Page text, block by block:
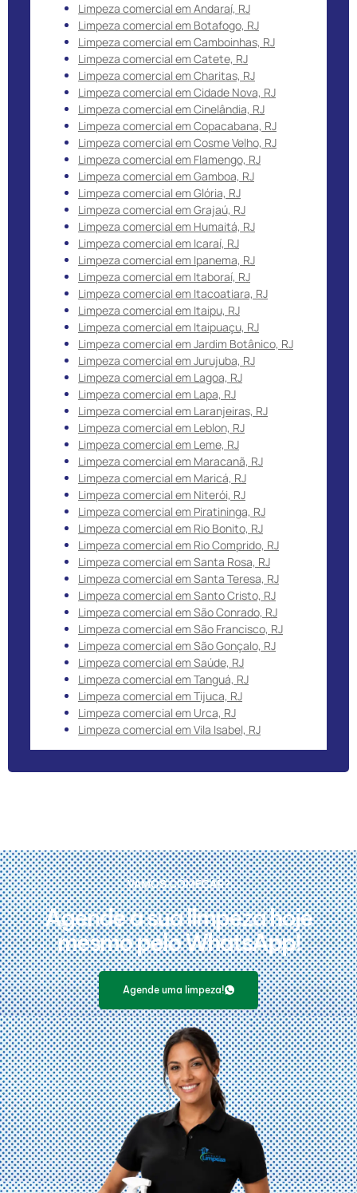
Limpeza comercial em Andaraí, RJ
Limpeza comercial em Botafogo, RJ
Limpeza comercial em Camboinhas, RJ
Limpeza comercial em Catete, RJ
Limpeza comercial em Charitas, RJ
Limpeza comercial em Cidade Nova, RJ
Limpeza comercial em Cinelândia, RJ
Limpeza comercial em Copacabana, RJ
Limpeza comercial em Cosme Velho, RJ
Limpeza comercial em Flamengo, RJ
Limpeza comercial em Gamboa, RJ
Limpeza comercial em Glória, RJ
Limpeza comercial em Grajaú, RJ
Limpeza comercial em Humaitá, RJ
Limpeza comercial em Icaraí, RJ
Limpeza comercial em Ipanema, RJ
Limpeza comercial em Itaboraí, RJ
Limpeza comercial em Itacoatiara, RJ
Limpeza comercial em Itaipu, RJ
Limpeza comercial em Itaipuaçu, RJ
Limpeza comercial em Jardim Botânico, RJ
Limpeza comercial em Jurujuba, RJ
Limpeza comercial em Lagoa, RJ
Limpeza comercial em Lapa, RJ
Limpeza comercial em Laranjeiras, RJ
Limpeza comercial em Leblon, RJ
Limpeza comercial em Leme, RJ
Limpeza comercial em Maracanã, RJ
Limpeza comercial em Maricá, RJ
Limpeza comercial em Niterói, RJ
Limpeza comercial em Piratininga, RJ
Limpeza comercial em Rio Bonito, RJ
Limpeza comercial em Rio Comprido, RJ
Limpeza comercial em Santa Rosa, RJ
Limpeza comercial em Santa Teresa, RJ
Limpeza comercial em Santo Cristo, RJ
Limpeza comercial em São Conrado, RJ
Limpeza comercial em São Francisco, RJ
Limpeza comercial em São Gonçalo, RJ
Limpeza comercial em Saúde, RJ
Limpeza comercial em Tanguá, RJ
Limpeza comercial em Tijuca, RJ
Limpeza comercial em Urca, RJ
Limpeza comercial em Vila Isabel, RJ
VAMOS COMEÇAR?
Agende a sua limpeza hoje
mesmo pelo WhatsApp!
Agende uma limpeza!